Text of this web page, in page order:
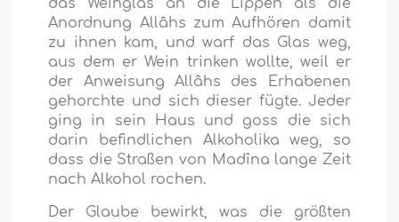
das Weinglas an die Lippen als die
Anordnung Allâhs zum Aufhören damit
zu ihnen kam, und warf das Glas weg,
aus dem er Wein trinken wollte, weil er
der Anweisung Allâhs des Erhabenen
gehorchte und sich dieser fügte. Jeder
ging in sein Haus und goss die sich
darin befindlichen Alkoholika weg, so
dass die Straßen von Madîna lange Zeit
nach Alkohol rochen.
Der Glaube bewirkt, was die größten